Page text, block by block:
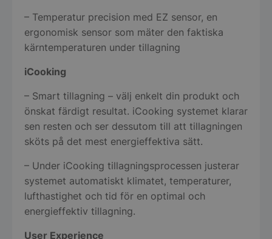
– Temperatur precision med EZ sensor, en
ergonomisk sensor som mäter den faktiska
kärntemperaturen under tillagning
iCooking
– Smart tillagning – välj enkelt din produkt och
önskat färdigt resultat. iCooking systemet klarar
sen resten och ser dessutom till att tillagningen
sköts på det mest energieffektiva sätt.
– Under iCooking tillagningsprocessen justerar
systemet automatiskt klimatet, temperaturer,
lufthastighet och tid för en optimal och
energieffektiv tillagning.
User Experience